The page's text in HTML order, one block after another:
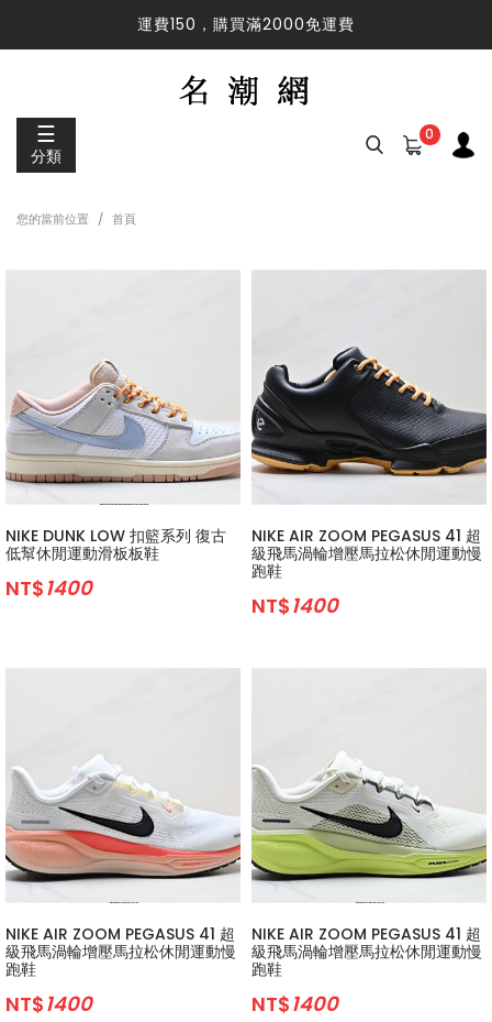
運費150，購買滿2000免運費
運費150，購買滿2000免運費
☰
分類
0
您的當前位置 首頁
NIKE DUNK LOW 扣籃系列 復古
低幫休閒運動滑板板鞋
NT$1400
NIKE AIR ZOOM PEGASUS 41 超
級飛馬渦輪增壓馬拉松休閒運動慢
跑鞋
NT$1400
NIKE AIR ZOOM PEGASUS 41 超
級飛馬渦輪增壓馬拉松休閒運動慢
跑鞋
NT$1400
NIKE AIR ZOOM PEGASUS 41 超
級飛馬渦輪增壓馬拉松休閒運動慢
跑鞋
NT$1400